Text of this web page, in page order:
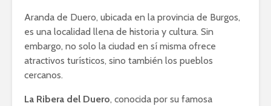
Aranda de Duero, ubicada en la provincia de Burgos,
es una localidad llena de historia y cultura. Sin
embargo, no solo la ciudad en sí misma ofrece
atractivos turísticos, sino también los pueblos
cercanos.
La Ribera del Duero, conocida por su famosa